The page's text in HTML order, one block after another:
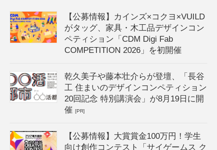
【公募情報】カインズ×コクヨ×VUILD
がタッグ、家具・木工品デザインコン
ペティション「CDM Digi Fab
COMPETITION 2026」を初開催
乾久美子や藤本壮介らが登壇、「長谷
工 住まいのデザインコンペティション
20回記念 特別講演会」が8月19日に開
催[PR]
【公募情報】大賞賞金100万円！学生
向け創作コンテスト「サイゲームス ク